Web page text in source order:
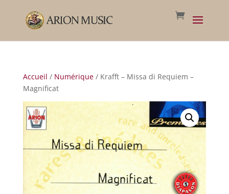
Accueil / Numérique/ Krafft – Missa di Requiem –
Magnificat